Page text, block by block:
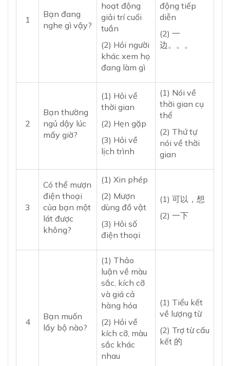
1
Bạn đang
nghe gì vậy?
hoạt động
giải trí cuối
tuần
(2) Hỏi người
khác xem họ
đang làm gì
động tiếp
diễn
(2) 一
边。。。
2
Bạn thường
ngủ dậy lúc
mấy giờ?
(1) Hỏi về
thời gian
(2) Hẹn gặp
(3) Hỏi về
lịch trình
(1) Nói về
thời gian cụ
thể
(2) Thứ tự
nói về thời
gian
3
Có thể mượn
điện thoại
của bạn một
lát được
không?
(1) Xin phép
(2) Mượn
dùng đồ vật
(3) Hỏi số
điện thoại
(1) 可以，想
(2) 一下
4
Bạn muốn
lấy bộ nào?
(1) Thảo
luận về màu
sắc, kích cỡ
và giá cả
hàng hóa
(2) Hỏi về
kích cỡ, màu
sắc khác
nhau
(1) Tiểu kết
về lượng từ
(2) Trợ từ cấu
kết 的